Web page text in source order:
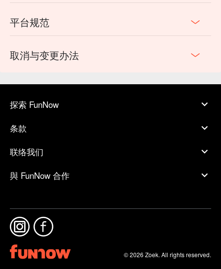
平台规范
取消与变更办法
探索 FunNow
条款
联络我们
與 FunNow 合作
© 2026 Zoek. All rights reserved.